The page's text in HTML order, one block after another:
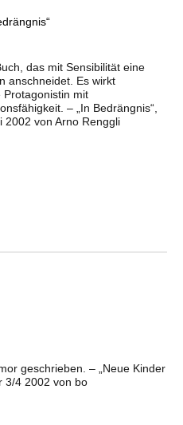
das mit Sensibilität eine
anschneidet. Es wirkt
mit
– „In Bedrängnis“,
2002 von Arno Renggli
geschrieben. – „Neue Kinder
3/4 2002 von bo